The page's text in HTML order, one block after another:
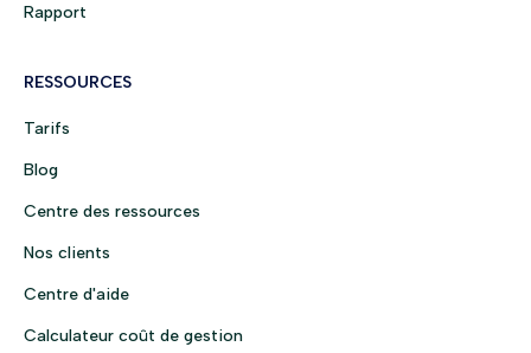
Rapport
RESSOURCES
Tarifs
Blog
Centre des ressources
Nos clients
Centre d'aide
Calculateur coût de gestion